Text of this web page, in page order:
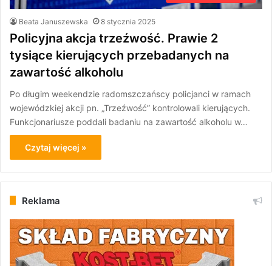
Beata Januszewska 8 stycznia 2025
Policyjna akcja trzeźwość. Prawie 2
tysiące kierujących przebadanych na
zawartość alkoholu
Po długim weekendzie radomszczańscy policjanci w ramach
wojewódzkiej akcji pn. „Trzeźwość” kontrolowali kierujących.
Funkcjonariusze poddali badaniu na zawartość alkoholu w…
Czytaj więcej »
Reklama